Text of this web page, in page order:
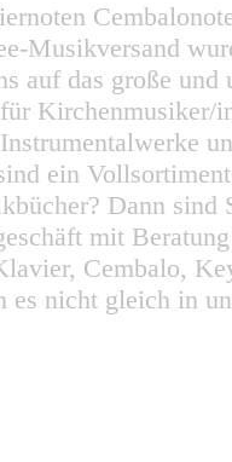
Musikversand
auf das große
ein
Dann
mit
Cembalo,
es nicht gleich in